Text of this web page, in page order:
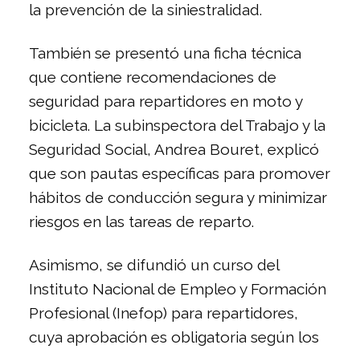
la prevención de la siniestralidad.
También se presentó una ficha técnica
que contiene recomendaciones de
seguridad para repartidores en moto y
bicicleta. La subinspectora del Trabajo y la
Seguridad Social, Andrea Bouret, explicó
que son pautas específicas para promover
hábitos de conducción segura y minimizar
riesgos en las tareas de reparto.
Asimismo, se difundió un curso del
Instituto Nacional de Empleo y Formación
Profesional (Inefop) para repartidores,
cuya aprobación es obligatoria según los